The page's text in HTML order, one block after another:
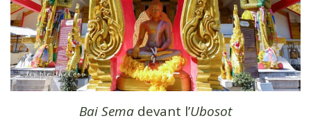
Bai Sema devant l’Ubosot